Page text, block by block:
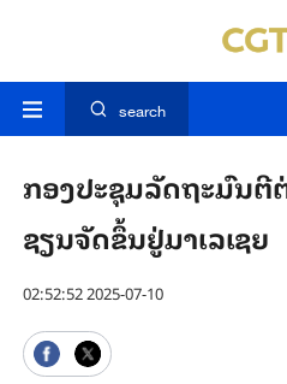
search
ກອງ​ປະ​ຊຸມ​ລັດ​ຖະ​ມົນ​ຕີ​
ຊຽນ​ຈັດ​ຂຶ້ນ​ຢູ່​ມາ​ເລ​ເຊຍ
02:52:52 2025-07-10